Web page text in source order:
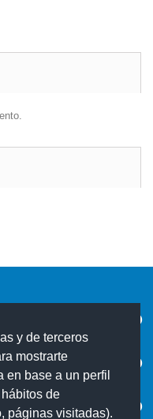
y de terceros
mostrarte
base a un perfil
de
páginas visitadas).